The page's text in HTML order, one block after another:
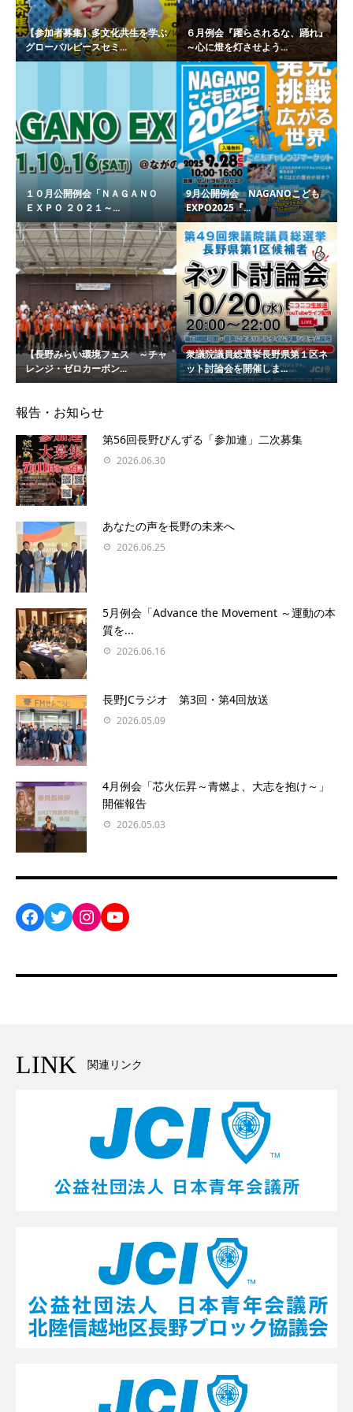
【参加者募集】多文化共生を学ぶ
グローバルピースセミ...
６月例会『躍らされるな、踊れ』
～心に燈を灯させよう...
１０月公開例会「ＮＡＧＡＮＯ
ＥＸＰＯ ２０２１～...
9月公開例会 NAGANOこども
EXPO2025『...
【長野みらい環境フェス ～チャ
レンジ・ゼロカーボン...
衆議院議員総選挙長野県第１区ネ
ット討論会を開催しま...
報告・お知らせ
第56回長野びんずる「参加連」二次募集
2026.06.30
あなたの声を⻑野の未来へ
2026.06.25
5月例会「Advance the Movement ～運動の本
質を...
2026.06.16
長野JCラジオ 第3回・第4回放送
2026.05.09
4月例会「芯火伝昇～青燃よ、大志を抱け～」
開催報告
2026.05.03
Facebook
Twitter
Instagram
YouTube
LINK 関連リンク